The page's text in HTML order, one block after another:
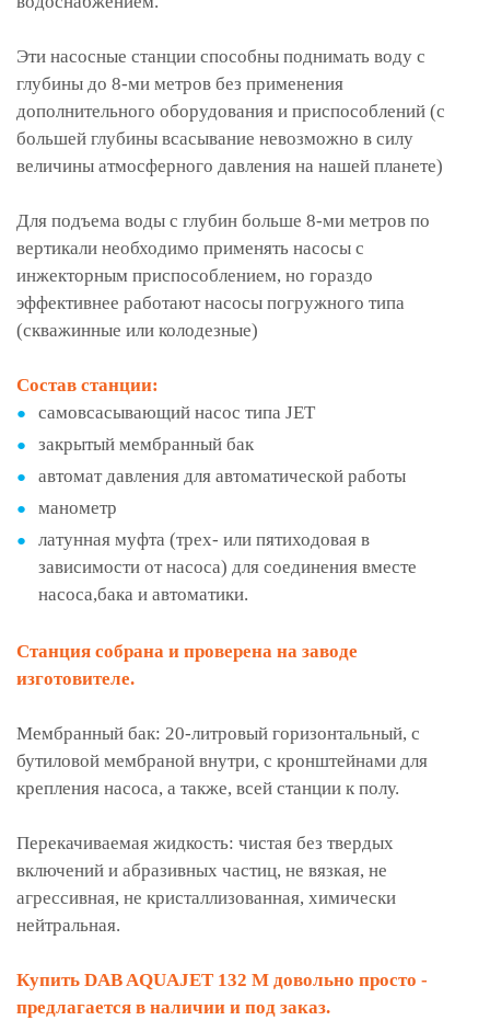
Эти насосные станции способны поднимать воду с
глубины до 8-ми метров без применения
дополнительного оборудования и приспособлений (с
большей глубины всасывание невозможно в силу
величины атмосферного давления на нашей планете)
Для подъема воды с глубин больше 8-ми метров по
вертикали необходимо применять насосы с
инжекторным приспособлением, но гораздо
эффективнее работают насосы погружного типа
(скважинные или колодезные)
Состав станции:
самовсасывающий насос типа JET
закрытый мембранный бак
автомат давления для автоматической работы
манометр
латунная муфта (трех- или пятиходовая в
зависимости от насоса) для соединения вместе
насоса,бака и автоматики.
Станция собрана и проверена на заводе
изготовителе.
Мембранный бак: 20-литровый горизонтальный, с
бутиловой мембраной внутри, с кронштейнами для
крепления насоса, а также, всей станции к полу.
Перекачиваемая жидкость: чистая без твердых
включений и абразивных частиц, не вязкая, не
агрессивная, не кристаллизованная, химически
нейтральная.
Купить DAB AQUAJET 132 M довольно просто -
предлагается в наличии и под заказ.